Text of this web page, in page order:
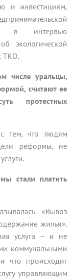
и инвестициям,
в интервью
экологической
ТКО.
числе уральцы,
считают ее
протестных
тем, что людям
реформы, не
стали платить
«Вывоз
жилья».
услуга – и не
коммунальными
что происходит
управляющим